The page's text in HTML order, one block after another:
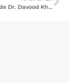
Eröffnungsrede Dr. Davood Khazaie über Kendra Troschel, Einzelausstellung, Juni 2023